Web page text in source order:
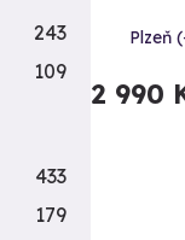
Plzeň
2 990
243
109
433
179